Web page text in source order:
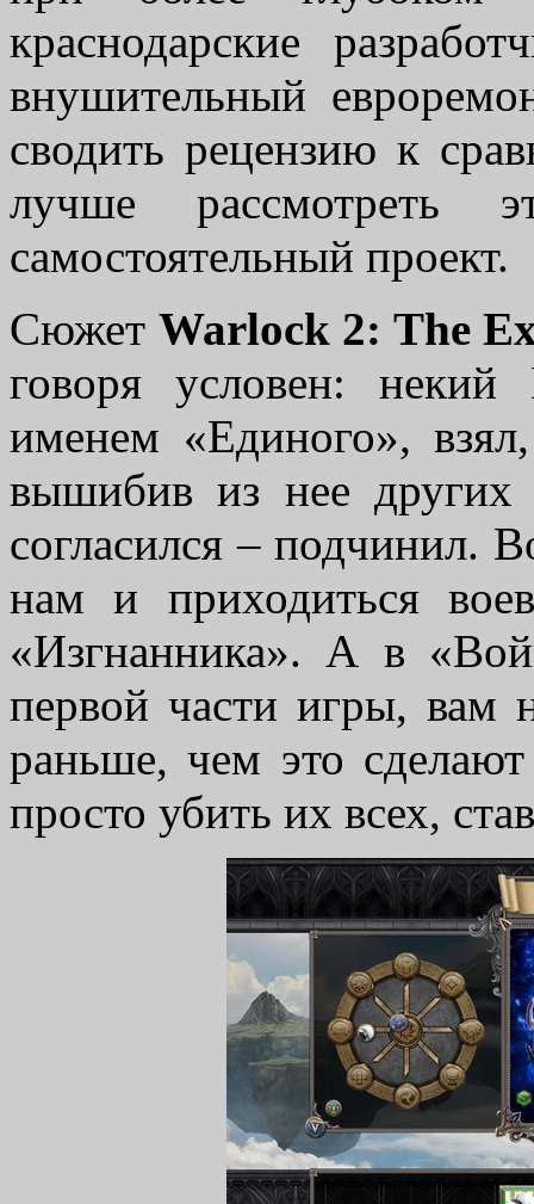
краснодарские
внушительный
сводить рецензию к
лучше
самостоятельный проект.
Сюжет Warlock 2: The
говоря условен:
именем «Единого»,
вышибив из нее
согласился – подчинил.
нам и приходиться
«Изгнанника». А в
первой части игры, вам
раньше, чем это
просто убить их всех,